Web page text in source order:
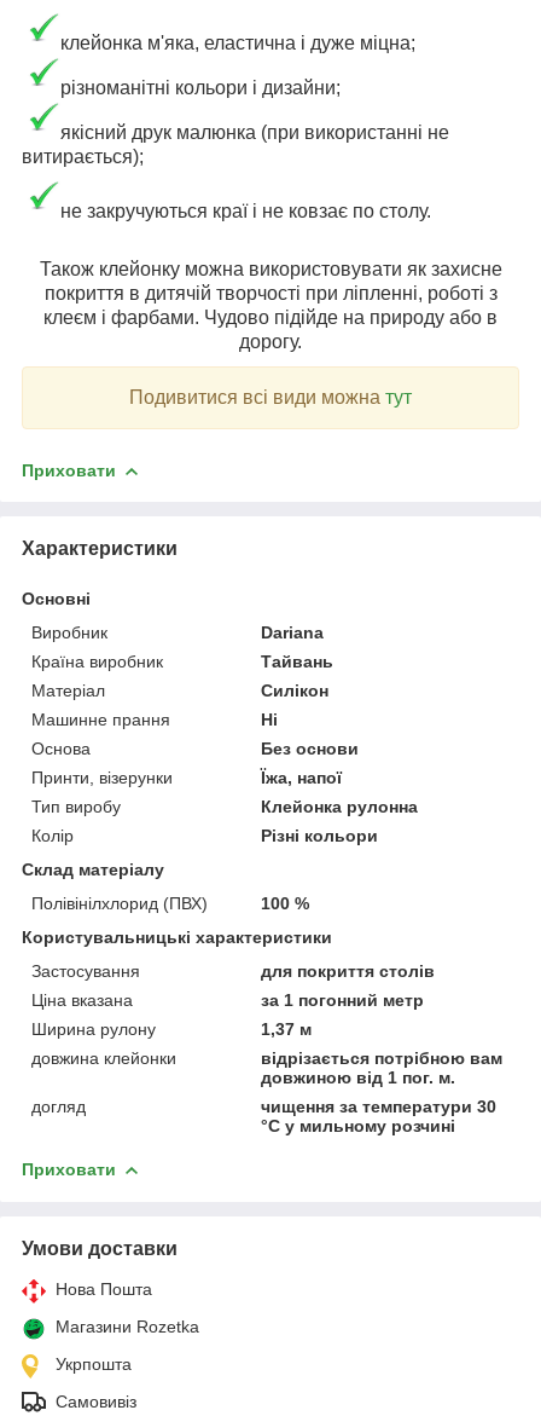
клейонка м'яка, еластична і дуже міцна;
різноманітні кольори і дизайни;
якісний друк малюнка (при використанні не
витирається);
не закручуються краї і не ковзає по столу.
Також клейонку можна використовувати як захисне
покриття в дитячій творчості при ліпленні, роботі з
клеєм і фарбами. Чудово підійде на природу або в
дорогу.
Подивитися всі види можна тут
Приховати
Характеристики
Основні
Виробник
Dariana
Країна виробник
Тайвань
Матеріал
Силікон
Машинне прання
Ні
Основа
Без основи
Принти, візерунки
Їжа, напої
Тип виробу
Клейонка рулонна
Колір
Різні кольори
Склад матеріалу
Полівінілхлорид (ПВХ)
100 %
Користувальницькі характеристики
Застосування
для покриття столів
Ціна вказана
за 1 погонний метр
Ширина рулону
1,37 м
довжина клейонки
відрізається потрібною вам
довжиною від 1 пог. м.
догляд
чищення за температури 30
°C у мильному розчині
Приховати
Умови доставки
Нова Пошта
Магазини Rozetka
Укрпошта
Самовивіз